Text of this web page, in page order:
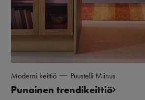
Moderni keittiö Puustelli Miinus
Punainen trendikeittiö